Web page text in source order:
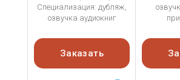
Специализация: дубляж,
озвучка аудиокниг
Заказать